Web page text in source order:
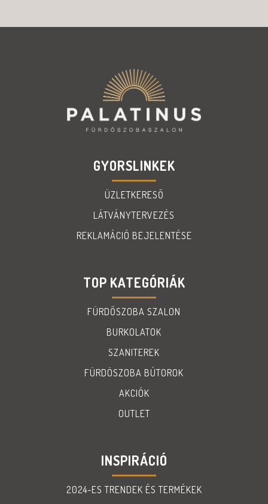
GYORSLINKEK
ÜZLETKERESŐ
LÁTVÁNYTERVEZÉS
REKLAMÁCIÓ BEJELENTÉSE
TOP KATEGÓRIÁK
FÜRDŐSZOBA SZALON
BURKOLATOK
SZANITEREK
FÜRDÖSZOBA BÚTOROK
AKCIÓK
OUTLET
INSPIRÁCIÓ
2024-ES TRENDEK ÉS TERMÉKEK